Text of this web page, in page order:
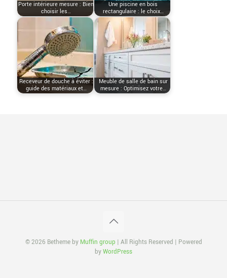
Porte intérieure mesure : Bien
choisir les…
Une piscine en bois
rectangulaire : le choix…
Receveur de douche à éviter :
guide des matériaux et…
Meuble de salle de bain sur
mesure : Optimisez votre…
© 2026 Betheme by Muffin group | All Rights Reserved | Powered
byWordPress